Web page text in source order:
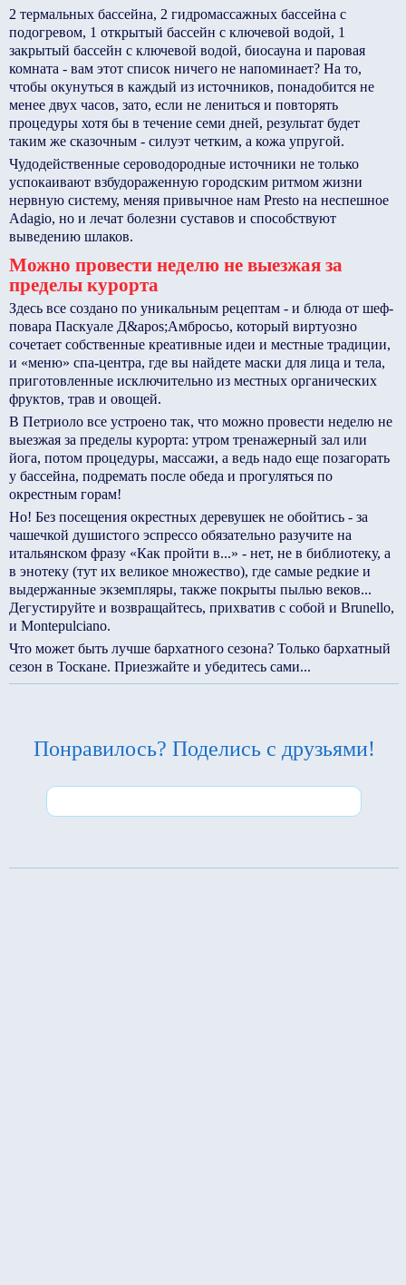
2 термальных бассейна, 2 гидромассажных бассейна с
подогревом, 1 открытый бассейн с ключевой водой, 1
закрытый бассейн с ключевой водой, биосауна и паровая
комната - вам этот список ничего не напоминает? На то,
чтобы окунуться в каждый из источников, понадобится не
менее двух часов, зато, если не лениться и повторять
процедуры хотя бы в течение семи дней, результат будет
таким же сказочным - силуэт четким, а кожа упругой.
Чудодейственные сероводородные источники не только
успокаивают взбудораженную городским ритмом жизни
нервную систему, меняя привычное нам Presto на неспешное
Adagio, но и лечат болезни суставов и способствуют
выведению шлаков.
Можно провести неделю не выезжая за
пределы курорта
Здесь все создано по уникальным рецептам - и блюда от шеф-
повара Паскуале Д&apos;Амбросьо, который виртуозно
сочетает собственные креативные идеи и местные традиции,
и «меню» спа-центра, где вы найдете маски для лица и тела,
приготовленные исключительно из местных органических
фруктов, трав и овощей.
В Петриоло все устроено так, что можно провести неделю не
выезжая за пределы курорта: утром тренажерный зал или
йога, потом процедуры, массажи, а ведь надо еще позагорать
у бассейна, подремать после обеда и прогуляться по
окрестным горам!
Но! Без посещения окрестных деревушек не обойтись - за
чашечкой душистого эспрессо обязательно разучите на
итальянском фразу «Как пройти в...» - нет, не в библиотеку, а
в энотеку (тут их великое множество), где самые редкие и
выдержанные экземпляры, также покрыты пылью веков...
Дегустируйте и возвращайтесь, прихватив с собой и Brunello,
и Montepulciano.
Что может быть лучше бархатного сезона? Только бархатный
сезон в Тоскане. Приезжайте и убедитесь сами...
Понравилось? Поделись с друзьями!